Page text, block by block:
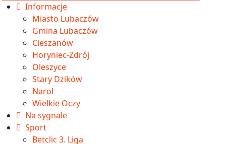
Informacje
Miasto Lubaczów
Gmina Lubaczów
Cieszanów
Horyniec-Zdrój
Oleszyce
Stary Dzików
Narol
Wielkie Oczy
Na sygnale
Sport
Betclic 3. Liga